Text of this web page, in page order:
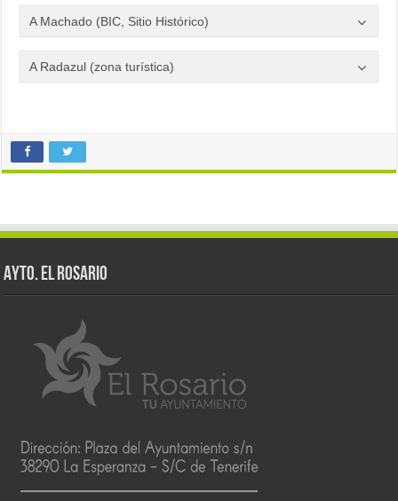
A Machado (BIC, Sitio Histórico)
A Radazul (zona turística)
AYTO. EL ROSARIO